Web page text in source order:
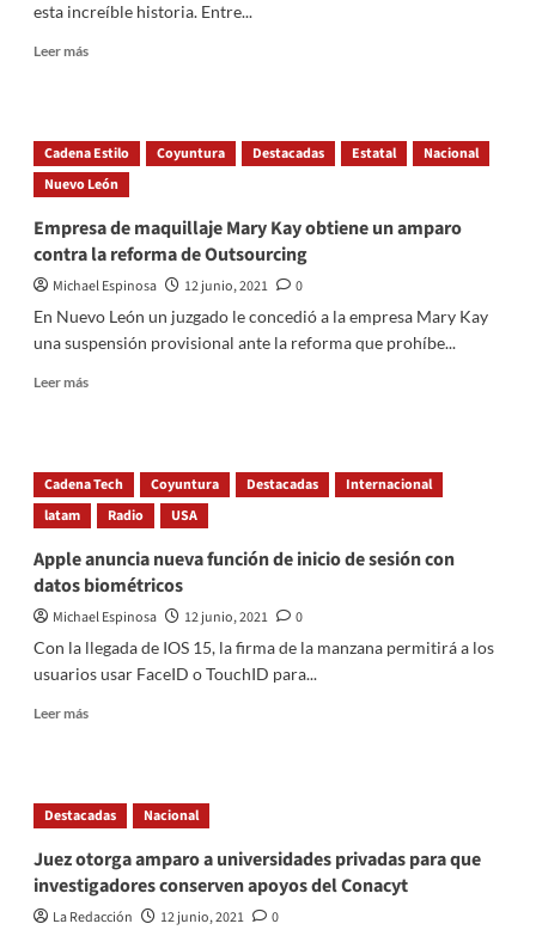
cada
mexicanos
contra
el
Covid-
esta increíble historia. Entre...
Leer másRead
revela
el
título
de
la
Aquaman
Cadena Estilo Coyuntura Destacadas Estatal
Nacional
Nuevo León
Empresa de maquillaje Mary Kay obtiene un amparo
contra la reforma de Outsourcing
Michael Espinosa 12 junio, 2021
0
En Nuevo León un juzgado le concedió a la empresa Mary Kay
una suspensión provisional ante la reforma que prohíbe...
Leer másRead
de
maquillaje
Mary
obtiene
un
contra
la
reforma
Outsourcing
Cadena Tech Coyuntura Destacadas
Internacional
latam
Radio USA
Apple anuncia nueva función de inicio de sesión con
datos biométricos
Michael Espinosa 12 junio, 2021
0
Con la llegada de IOS 15, la firma de la manzana permitirá a los
usuarios usar FaceID o TouchID para...
Leer másRead
anuncia
nueva
de
inicio
de
Destacadas Nacional
Juez otorga amparo a universidades privadas para que
investigadores conserven apoyos del Conacyt
La Redacción 12 junio, 2021
0